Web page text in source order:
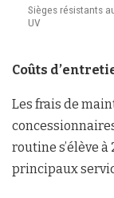
Sièges résistants
UV
Coûts
Les frais de
routine s’élève à
principaux